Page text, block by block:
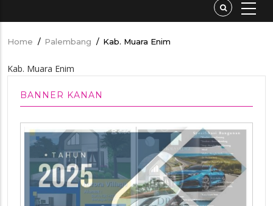
Breadcrumb
Home / Palembang / Kab. Muara Enim
Kab. Muara Enim
BANNER KANAN